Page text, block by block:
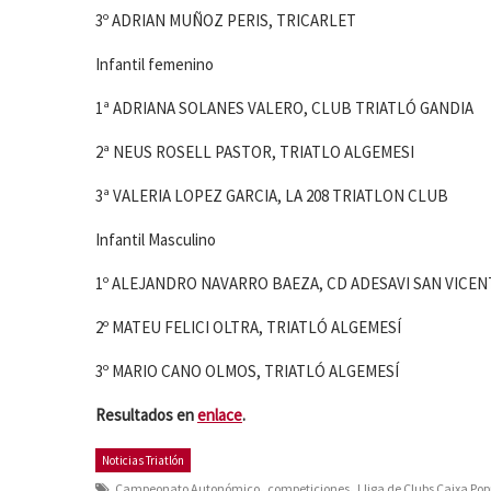
3º ADRIAN MUÑOZ PERIS, TRICARLET
Infantil femenino
1ª ADRIANA SOLANES VALERO, CLUB TRIATLÓ GANDIA
2ª NEUS ROSELL PASTOR, TRIATLO ALGEMESI
3ª VALERIA LOPEZ GARCIA, LA 208 TRIATLON CLUB
Infantil Masculino
1º ALEJANDRO NAVARRO BAEZA, CD ADESAVI SAN
2º MATEU FELICI OLTRA, TRIATLÓ ALGEMESÍ
3º MARIO CANO OLMOS, TRIATLÓ ALGEMESÍ
Resultados enenlace.
Noticias Triatlón